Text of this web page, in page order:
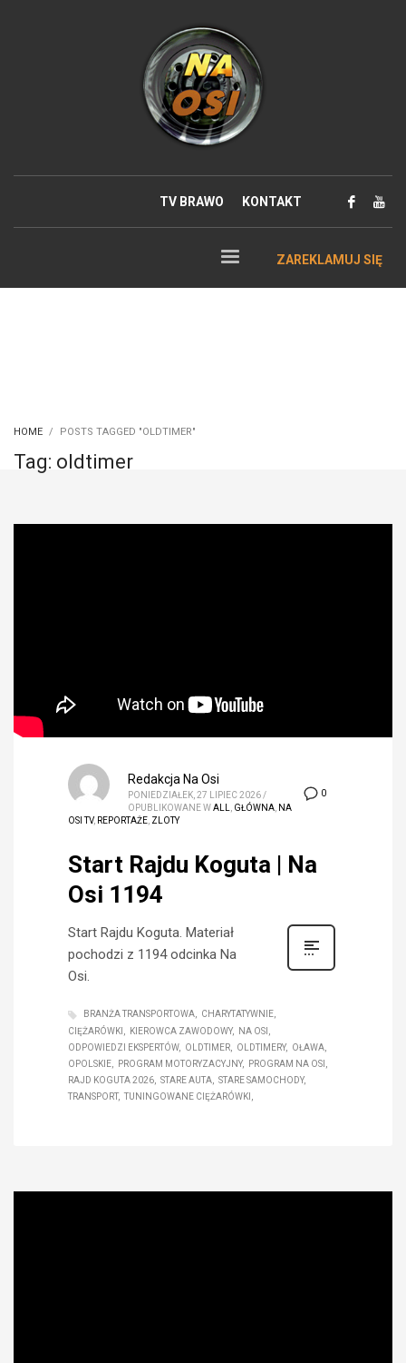
TV BRAWO KONTAKT
ZAREKLAMUJ SIĘ
HOME POSTS TAGGED "OLDTIMER"
Tag: oldtimer
0
Redakcja Na Osi
PONIEDZIAŁEK, 27 LIPIEC 2026/
OPUBLIKOWANE WALL, GŁÓWNA, NA
OSI TV, REPORTAŻE, ZLOTY
Start Rajdu Koguta | Na
Osi 1194
Start Rajdu Koguta. Materiał
pochodzi z 1194 odcinka Na
Osi.
BRANŻA TRANSPORTOWA
CHARYTATYWNIE
CIĘŻARÓWKI
KIEROWCA ZAWODOWY
NA OSI
ODPOWIEDZI EKSPERTÓW
OLDTIMER OLDTIMERY
OŁAWA
OPOLSKIE
PROGRAM MOTORYZACYJNY
PROGRAM NA OSI
RAJD KOGUTA 2026
STARE AUTA
STARE SAMOCHODY
TRANSPORT
TUNINGOWANE CIĘŻARÓWKI